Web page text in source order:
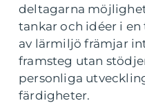
deltagarna
tankar och idéer i
av lärmiljö främjar
framsteg utan
personliga
färdigheter.